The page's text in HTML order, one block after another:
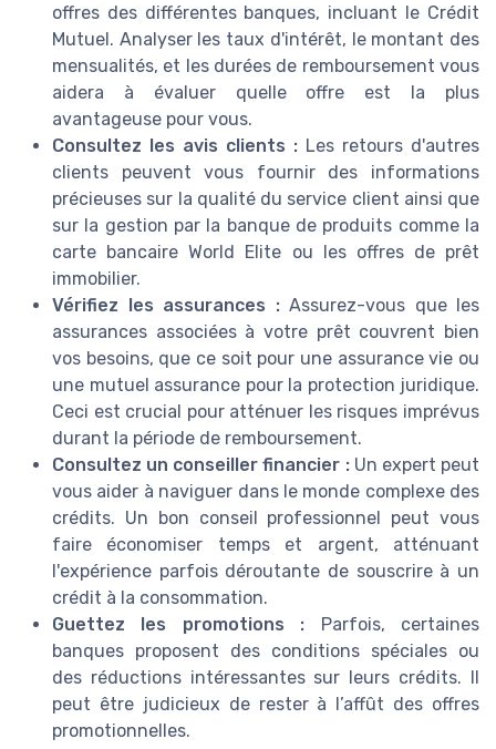
offres des différentes banques, incluant le Crédit
Mutuel. Analyser les taux d'intérêt, le montant des
mensualités, et les durées de remboursement vous
aidera à évaluer quelle offre est la plus
avantageuse pour vous.
Consultez les avis clients : Les retours d'autres
clients peuvent vous fournir des informations
précieuses sur la qualité du service client ainsi que
sur la gestion par la banque de produits comme la
carte bancaire World Elite ou les offres de prêt
immobilier.
Vérifiez les assurances :Assurez-vous que les
assurances associées à votre prêt couvrent bien
vos besoins, que ce soit pour une assurance vie ou
une mutuel assurance pour la protection juridique.
Ceci est crucial pour atténuer les risques imprévus
durant la période de remboursement.
Consultez un conseiller financier :Un expert peut
vous aider à naviguer dans le monde complexe des
crédits. Un bon conseil professionnel peut vous
faire économiser temps et argent, atténuant
l'expérience parfois déroutante de souscrire à un
crédit à la consommation.
Guettez les promotions : Parfois, certaines
banques proposent des conditions spéciales ou
des réductions intéressantes sur leurs crédits. Il
peut être judicieux de rester à l’affût des offres
promotionnelles.